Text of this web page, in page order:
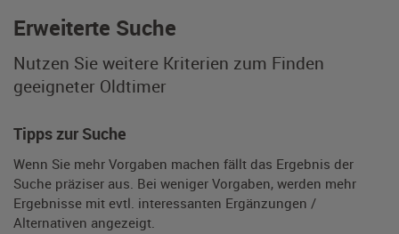
Erweiterte Suche
Nutzen Sie weitere Kriterien zum Finden
geeigneter Oldtimer
Tipps zur Suche
Wenn Sie mehr Vorgaben machen fällt das Ergebnis der
Suche präziser aus. Bei weniger Vorgaben, werden mehr
Ergebnisse mit evtl. interessanten Ergänzungen /
Alternativen angezeigt.